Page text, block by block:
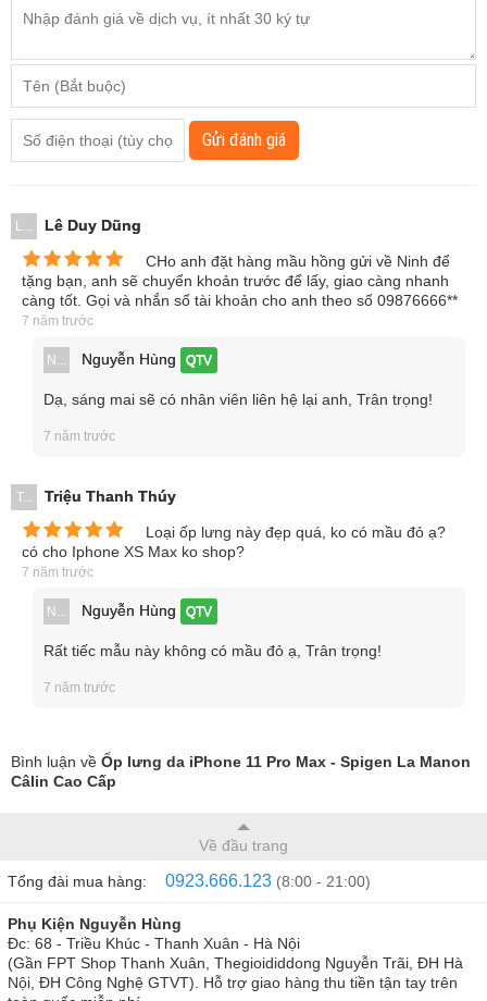
Gửi đánh giá
L... Lê Duy Dũng
CHo anh đặt hàng mầu hồng gửi về Ninh để
tặng bạn, anh sẽ chuyển khoản trước để lấy, giao càng nhanh
càng tốt. Gọi và nhắn số tài khoản cho anh theo số 09876666**
7 năm trước
N... Nguyễn Hùng QTV
Dạ, sáng mai sẽ có nhân viên liên hệ lại anh, Trân trọng!
7 năm trước
T... Triệu Thanh Thúy
Loại ốp lưng này đẹp quá, ko có mầu đỏ ạ?
có cho Iphone XS Max ko shop?
7 năm trước
N... Nguyễn Hùng QTV
Rất tiếc mẫu này không có mầu đỏ ạ, Trân trọng!
7 năm trước
Bình luận về Ốp lưng da iPhone 11 Pro Max - Spigen La Manon
Câlin Cao Cấp
Về đầu trang
Tổng đài mua hàng: 0923.666.123 (8:00 - 21:00)
Phụ Kiện Nguyễn Hùng
Đc: 68 - Triều Khúc - Thanh Xuân - Hà Nội
(Gần FPT Shop Thanh Xuân, Thegioididdong Nguyễn Trãi, ĐH Hà
Nội, ĐH Công Nghệ GTVT). Hỗ trợ giao hàng thu tiền tận tay trên